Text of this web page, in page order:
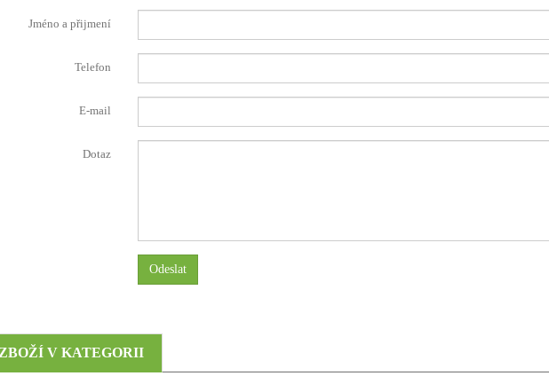
Jméno a přijmení
Telefon
E-mail
Dotaz
Odeslat
V KATEGORII